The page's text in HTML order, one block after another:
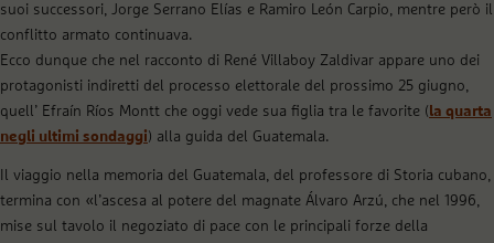
suoi successori, Jorge Serrano Elías e Ramiro León Carpio, mentre però il
conflitto armato continuava.
Ecco dunque che nel racconto di René Villaboy Zaldivar appare uno dei
protagonisti indiretti del processo elettorale del prossimo 25 giugno,
quell’ Efraín Ríos Montt che oggi vede sua figlia tra le favorite (la quarta
negli ultimi sondaggi) alla guida del Guatemala.
Il viaggio nella memoria del Guatemala, del professore di Storia cubano,
termina con «l’ascesa al potere del magnate Álvaro Arzú, che nel 1996,
mise sul tavolo il negoziato di pace con le principali forze della